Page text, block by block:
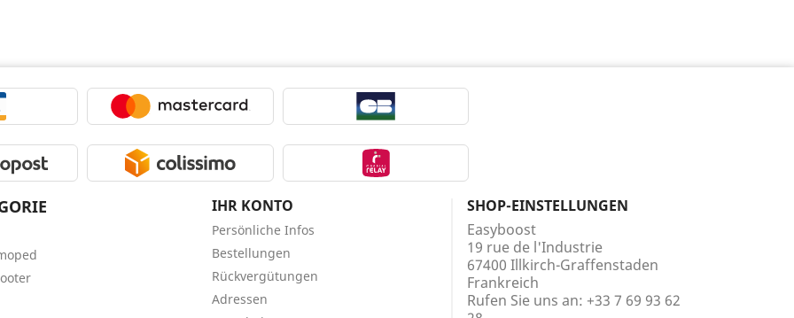
IHR KONTO
Persönliche Infos
Bestellungen
Rückvergütungen
Adressen
SHOP-EINSTELLUNGEN
Easyboost
19 rue de l'Industrie
67400 Illkirch-Graffenstaden
Frankreich
Rufen Sie uns an: +33 7 69 93 62